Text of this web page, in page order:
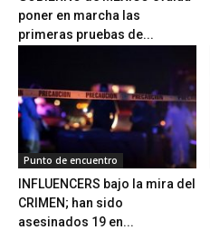
poner en marcha las
primeras pruebas de...
Punto de encuentro
INFLUENCERS bajo la mira del
CRIMEN; han sido
asesinados 19 en...